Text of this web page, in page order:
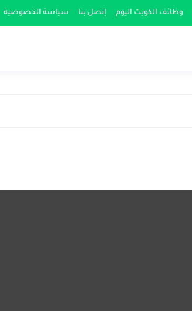
وظائف الكويت اليوم إتصل بنا سياسة الخصوصية